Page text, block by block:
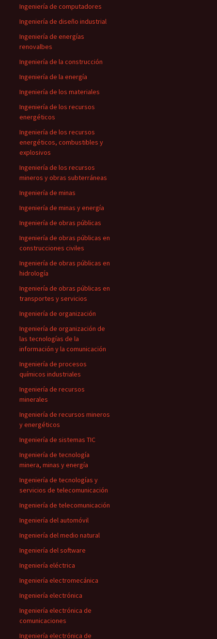
Ingeniería de computadores
Ingeniería de diseño industrial
Ingeniería de energías
renovalbes
Ingeniería de la construcción
Ingeniería de la energía
Ingeniería de los materiales
Ingeniería de los recursos
energéticos
Ingeniería de los recursos
energéticos, combustibles y
explosivos
Ingeniería de los recursos
mineros y obras subterráneas
Ingeniería de minas
Ingeniería de minas y energía
Ingeniería de obras públicas
Ingeniería de obras públicas en
construcciones civiles
Ingeniería de obras públicas en
hidrología
Ingeniería de obras públicas en
transportes y servicios
Ingeniería de organización
Ingeniería de organización de
las tecnologías de la
información y la comunicación
Ingeniería de procesos
químicos industriales
Ingeniería de recursos
minerales
Ingeniería de recursos mineros
y energéticos
Ingeniería de sistemas TIC
Ingeniería de tecnología
minera, minas y energía
Ingeniería de tecnologías y
servicios de telecomunicación
Ingeniería de telecomunicación
Ingeniería del automóvil
Ingeniería del medio natural
Ingeniería del software
Ingeniería eléctrica
Ingeniería electromecánica
Ingeniería electrónica
Ingeniería electrónica de
comunicaciones
Ingeniería electrónica de